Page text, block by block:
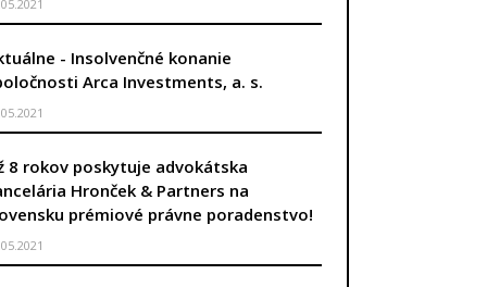
- Insolvenčné konanie
Arca Investments, a. s.
8 rokov poskytuje advokátska
Hronček & Partners na
prémiové právne poradenstvo!